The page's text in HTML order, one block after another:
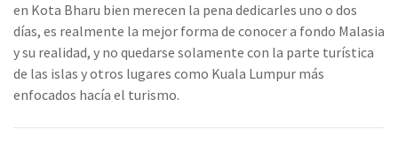
en Kota Bharu bien merecen la pena dedicarles uno o dos
días, es realmente la mejor forma de conocer a fondo Malasia
y su realidad, y no quedarse solamente con la parte turística
de las islas y otros lugares como Kuala Lumpur más
enfocados hacía el turismo.